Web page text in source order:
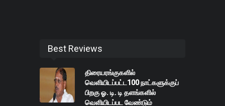
Best Reviews
திரையரங்குகளில்
வெளியிடப்பட்ட100 நாட்களுக்குப்
பிறகு ஓ. டி. டி தளங்களில்
வெளியிடப்பட வேண்டும்